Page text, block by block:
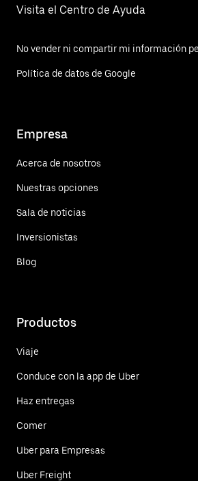
Visita el Centro de Ayuda
No vender ni compartir mi información
Política de datos de Google
Empresa
Acerca de nosotros
Nuestras opciones
Sala de noticias
Inversionistas
Blog
Productos
Viaje
Conduce con la app de Uber
Haz entregas
Comer
Uber para Empresas
Uber Freight